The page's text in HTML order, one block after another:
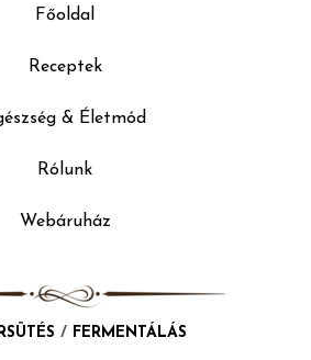
Főoldal
Receptek
& Életmód
Rólunk
Webáruház
/ FERMENTÁLÁS